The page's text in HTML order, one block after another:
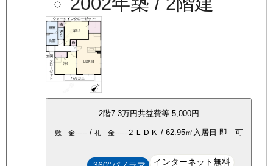
2階7.3万円共益費等 5,000円
敷 金-----/ 礼 金-----２ＬＤＫ / 62.95㎡ 入居日 即 可
インターネット無料